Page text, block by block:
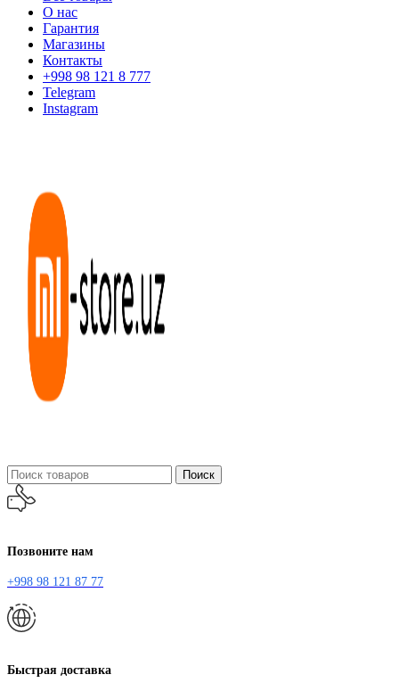
О нас
Гарантия
Магазины
Контакты
+998 98 121 8 777
Telegram
Instagram
Поиск
Позвоните нам
+998 98 121 87 77
Быстрая доставка